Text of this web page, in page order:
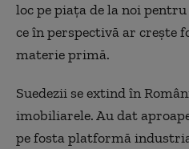
loc pe piaţa de la noi
ce în perspectivă ar creşte
materie primă.
Suedezii se extind în
imobiliarele. Au dat
pe fosta platformă